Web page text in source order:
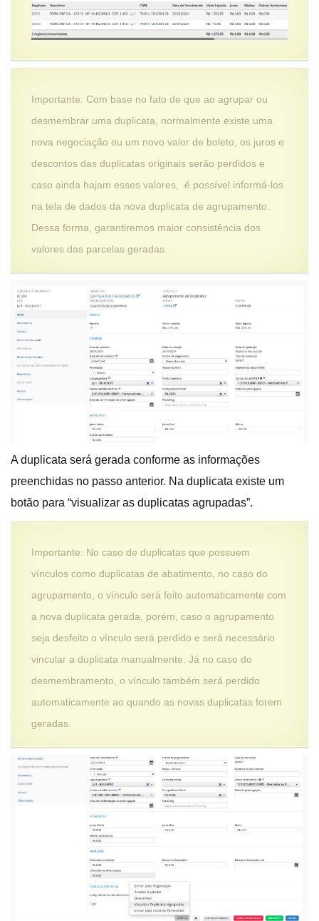
Importante: Com base no fato de que ao agrupar ou
desmembrar uma duplicata, normalmente existe uma
nova negociação ou um novo valor de boleto, os juros e
descontos das duplicatas originais serão perdidos e
caso ainda hajam esses valores, é possível informá-los
na tela de dados da nova duplicata de agrupamento.
Dessa forma, garantiremos maior consistência dos
valores das parcelas geradas.
A duplicata será gerada conforme as informações
preenchidas no passo anterior. Na duplicata existe um
botão para “visualizar as duplicatas agrupadas”.
Importante: No caso de duplicatas que possuem
vínculos como duplicatas de abatimento, no caso do
agrupamento, o vínculo será feito automaticamente com
a nova duplicata gerada, porém, caso o agrupamento
seja desfeito o vínculo será perdido e será necessário
vincular a duplicata manualmente. Já no caso do
desmembramento, o vínculo também será perdido
automaticamente ao quando as novas duplicatas forem
geradas.